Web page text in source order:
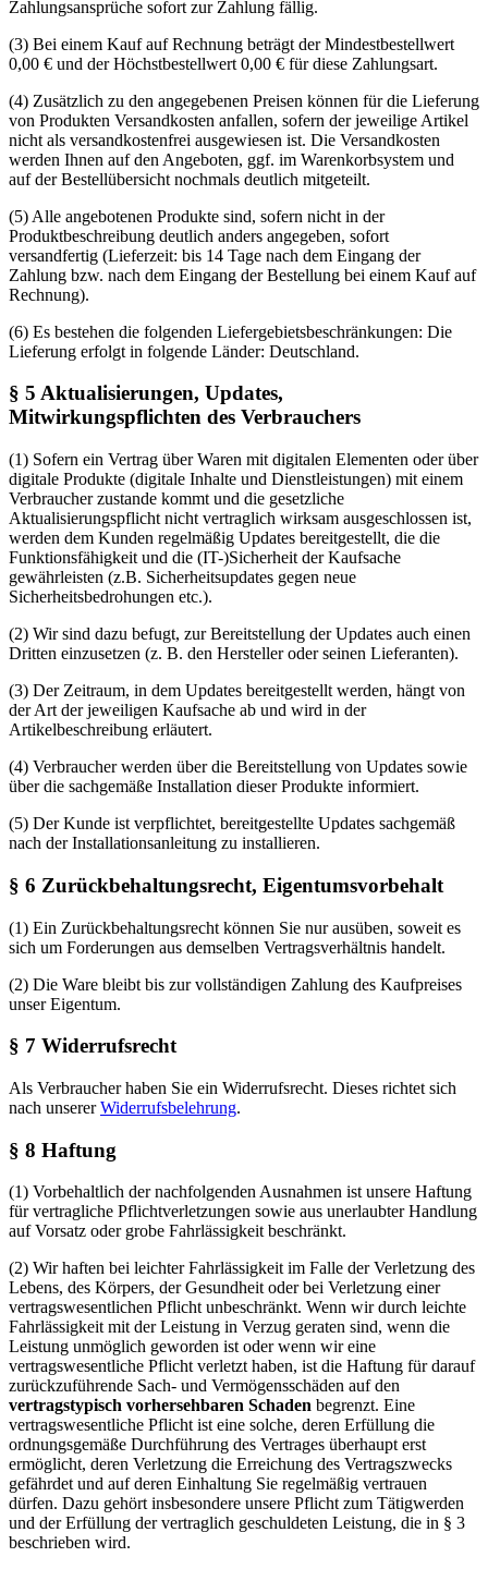
Zahlungsansprüche sofort zur Zahlung fällig.
(3) Bei einem Kauf auf Rechnung beträgt der Mindestbestellwert
0,00 € und der Höchstbestellwert 0,00 € für diese Zahlungsart.
(4) Zusätzlich zu den angegebenen Preisen können für die Lieferung
von Produkten Versandkosten anfallen, sofern der jeweilige Artikel
nicht als versandkostenfrei ausgewiesen ist. Die Versandkosten
werden Ihnen auf den Angeboten, ggf. im Warenkorbsystem und
auf der Bestellübersicht nochmals deutlich mitgeteilt.
(5) Alle angebotenen Produkte sind, sofern nicht in der
Produktbeschreibung deutlich anders angegeben, sofort
versandfertig (Lieferzeit: bis 14 Tage nach dem Eingang der
Zahlung bzw. nach dem Eingang der Bestellung bei einem Kauf auf
Rechnung).
(6) Es bestehen die folgenden Liefergebietsbeschränkungen: Die
Lieferung erfolgt in folgende Länder: Deutschland.
§ 5 Aktualisierungen, Updates,
Mitwirkungspflichten des Verbrauchers
(1) Sofern ein Vertrag über Waren mit digitalen Elementen oder über
digitale Produkte (digitale Inhalte und Dienstleistungen) mit einem
Verbraucher zustande kommt und die gesetzliche
Aktualisierungspflicht nicht vertraglich wirksam ausgeschlossen ist,
werden dem Kunden regelmäßig Updates bereitgestellt, die die
Funktionsfähigkeit und die (IT-)Sicherheit der Kaufsache
gewährleisten (z.B. Sicherheitsupdates gegen neue
Sicherheitsbedrohungen etc.).
(2) Wir sind dazu befugt, zur Bereitstellung der Updates auch einen
Dritten einzusetzen (z. B. den Hersteller oder seinen Lieferanten).
(3) Der Zeitraum, in dem Updates bereitgestellt werden, hängt von
der Art der jeweiligen Kaufsache ab und wird in der
Artikelbeschreibung erläutert.
(4) Verbraucher werden über die Bereitstellung von Updates sowie
über die sachgemäße Installation dieser Produkte informiert.
(5) Der Kunde ist verpflichtet, bereitgestellte Updates sachgemäß
nach der Installationsanleitung zu installieren.
§ 6 Zurückbehaltungsrecht, Eigentumsvorbehalt
(1) Ein Zurückbehaltungsrecht können Sie nur ausüben, soweit es
sich um Forderungen aus demselben Vertragsverhältnis handelt.
(2) Die Ware bleibt bis zur vollständigen Zahlung des Kaufpreises
unser Eigentum.
§ 7 Widerrufsrecht
Als Verbraucher haben Sie ein Widerrufsrecht. Dieses richtet sich
nach unsererWiderrufsbelehrung.
§ 8 Haftung
(1) Vorbehaltlich der nachfolgenden Ausnahmen ist unsere Haftung
für vertragliche Pflichtverletzungen sowie aus unerlaubter Handlung
auf Vorsatz oder grobe Fahrlässigkeit beschränkt.
(2) Wir haften bei leichter Fahrlässigkeit im Falle der Verletzung des
Lebens, des Körpers, der Gesundheit oder bei Verletzung einer
vertragswesentlichen Pflicht unbeschränkt. Wenn wir durch leichte
Fahrlässigkeit mit der Leistung in Verzug geraten sind, wenn die
Leistung unmöglich geworden ist oder wenn wir eine
vertragswesentliche Pflicht verletzt haben, ist die Haftung für darauf
zurückzuführende Sach- und Vermögensschäden auf den
vertragstypisch vorhersehbaren Schaden begrenzt. Eine
vertragswesentliche Pflicht ist eine solche, deren Erfüllung die
ordnungsgemäße Durchführung des Vertrages überhaupt erst
ermöglicht, deren Verletzung die Erreichung des Vertragszwecks
gefährdet und auf deren Einhaltung Sie regelmäßig vertrauen
dürfen. Dazu gehört insbesondere unsere Pflicht zum Tätigwerden
und der Erfüllung der vertraglich geschuldeten Leistung, die in § 3
beschrieben wird.